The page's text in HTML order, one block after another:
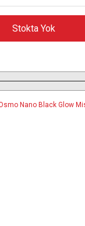
Stokta Yok